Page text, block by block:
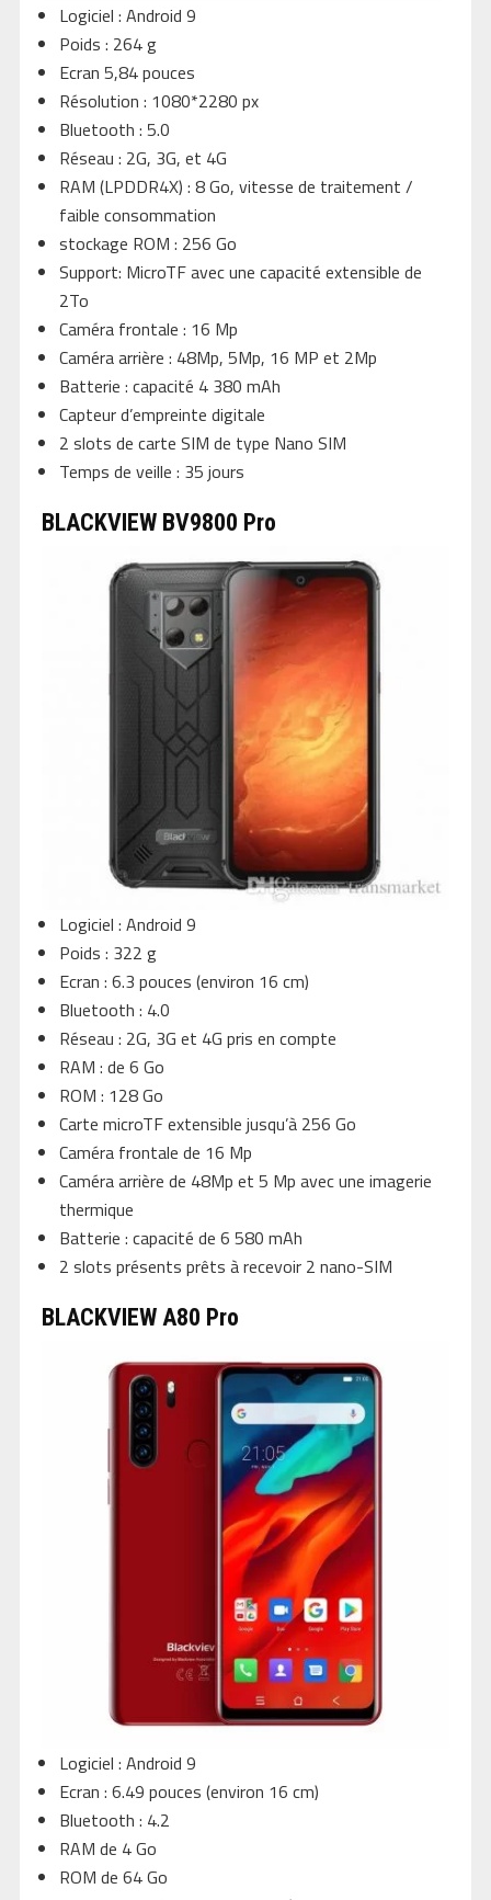
Logiciel : Android 9
Poids : 264 g
Ecran 5,84 pouces
Résolution : 1080*2280 px
Bluetooth : 5.0
Réseau : 2G, 3G, et 4G
RAM (LPDDR4X) : 8 Go, vitesse de traitement /
faible consommation
stockage ROM : 256 Go
Support: MicroTF avec une capacité extensible de
2To
Caméra frontale : 16 Mp
Caméra arrière : 48Mp, 5Mp, 16 MP et 2Mp
Batterie : capacité 4 380 mAh
Capteur d’empreinte digitale
2 slots de carte SIM de type Nano SIM
Temps de veille : 35 jours
BLACKVIEW BV9800 Pro
Logiciel : Android 9
Poids : 322 g
Ecran : 6.3 pouces (environ 16 cm)
Bluetooth : 4.0
Réseau : 2G, 3G et 4G pris en compte
RAM : de 6 Go
ROM : 128 Go
Carte microTF extensible jusqu’à 256 Go
Caméra frontale de 16 Mp
Caméra arrière de 48Mp et 5 Mp avec une imagerie
thermique
Batterie : capacité de 6 580 mAh
2 slots présents prêts à recevoir 2 nano-SIM
BLACKVIEW A80 Pro
Logiciel : Android 9
Ecran : 6.49 pouces (environ 16 cm)
Bluetooth : 4.2
RAM de 4 Go
ROM de 64 Go